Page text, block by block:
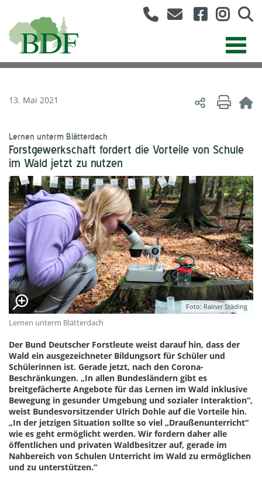
13. Mai 2021
Lernen unterm Blätterdach
Forstgewerkschaft fordert die Vorteile von Schule
im Wald jetzt zu nutzen
Foto: Rainer Städing
Lernen unterm Blätterdach
Der Bund Deutscher Forstleute weist darauf hin, dass der
Wald ein ausgezeichneter Bildungsort für Schüler und
Schülerinnen ist. Gerade jetzt, nach den Corona-
Beschränkungen. „In allen Bundesländern gibt es
breitgefächerte Angebote für das Lernen im Wald inklusive
Bewegung in gesunder Umgebung und sozialer Interaktion“,
weist Bundesvorsitzender Ulrich Dohle auf die Vorteile hin.
„In der jetzigen Situation sollte so viel „Draußenunterricht“
wie es geht ermöglicht werden. Wir fordern daher alle
öffentlichen und privaten Waldbesitzer auf, gerade im
Nahbereich von Schulen Unterricht im Wald zu ermöglichen
und zu unterstützen.“